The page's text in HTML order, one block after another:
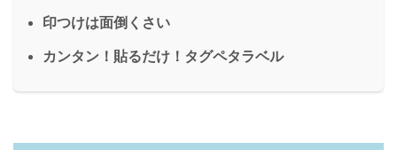
印つけは面倒くさい
カンタン！貼るだけ！タグペタラベル